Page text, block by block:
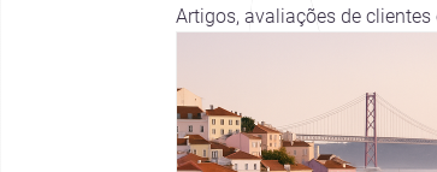
Artigos, avaliações de